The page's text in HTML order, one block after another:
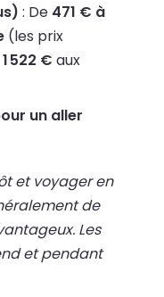
: De 471 € à
(les prix
1 522 € aux
un aller
et voyager en
de
Les
et pendant